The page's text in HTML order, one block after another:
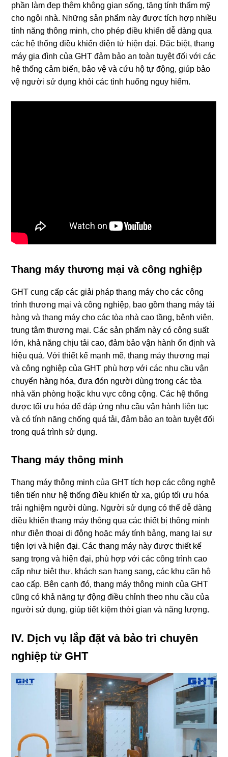
phần làm đẹp thêm không gian sống, tăng tính thẩm mỹ
cho ngôi nhà. Những sản phẩm này được tích hợp nhiều
tính năng thông minh, cho phép điều khiển dễ dàng qua
các hệ thống điều khiển điện tử hiện đại. Đặc biệt, thang
máy gia đình của GHT đảm bảo an toàn tuyệt đối với các
hệ thống cảm biến, bảo vệ và cứu hộ tự động, giúp bảo
vệ người sử dụng khỏi các tình huống nguy hiểm.
Thang máy thương mại và công nghiệp
GHT cung cấp các giải pháp thang máy cho các công
trình thương mại và công nghiệp, bao gồm thang máy tải
hàng và thang máy cho các tòa nhà cao tầng, bệnh viện,
trung tâm thương mại. Các sản phẩm này có công suất
lớn, khả năng chịu tải cao, đảm bảo vận hành ổn định và
hiệu quả. Với thiết kế mạnh mẽ, thang máy thương mại
và công nghiệp của GHT phù hợp với các nhu cầu vận
chuyển hàng hóa, đưa đón người dùng trong các tòa
nhà văn phòng hoặc khu vực công cộng. Các hệ thống
được tối ưu hóa để đáp ứng nhu cầu vận hành liên tục
và có tính năng chống quá tải, đảm bảo an toàn tuyệt đối
trong quá trình sử dụng.
Thang máy thông minh
Thang máy thông minh của GHT tích hợp các công nghệ
tiên tiến như hệ thống điều khiển từ xa, giúp tối ưu hóa
trải nghiệm người dùng. Người sử dụng có thể dễ dàng
điều khiển thang máy thông qua các thiết bị thông minh
như điện thoại di động hoặc máy tính bảng, mang lại sự
tiện lợi và hiện đại. Các thang máy này được thiết kế
sang trọng và hiện đại, phù hợp với các công trình cao
cấp như biệt thự, khách sạn hạng sang, các khu căn hộ
cao cấp. Bên cạnh đó, thang máy thông minh của GHT
cũng có khả năng tự động điều chỉnh theo nhu cầu của
người sử dụng, giúp tiết kiệm thời gian và năng lượng.
IV. Dịch vụ lắp đặt và bảo trì chuyên
nghiệp từ GHT